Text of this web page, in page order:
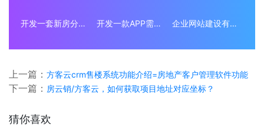
开发一套新房分销小程序系统要多少钱？ 开发一款APP需要多少钱？ 企业网站建设有什么意义？为什么要做企业网站？
上一篇： 方客云crm售楼系统功能介绍=房地产客户管理软件功能
下一篇： 房云销/方客云，如何获取项目地址对应坐标？
猜你喜欢